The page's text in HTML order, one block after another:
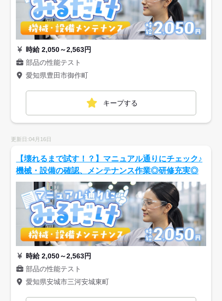
時給 2,050～2,563円
部品の性能テスト
愛知県豊田市御作町
キープする
更新日:04月16日
【壊れるまで試す！？】マニュアル通りにチェック♪
機械・設備の確認、メンテナンス作業◎研修充実◎
時給 2,050～2,563円
部品の性能テスト
愛知県安城市三河安城東町